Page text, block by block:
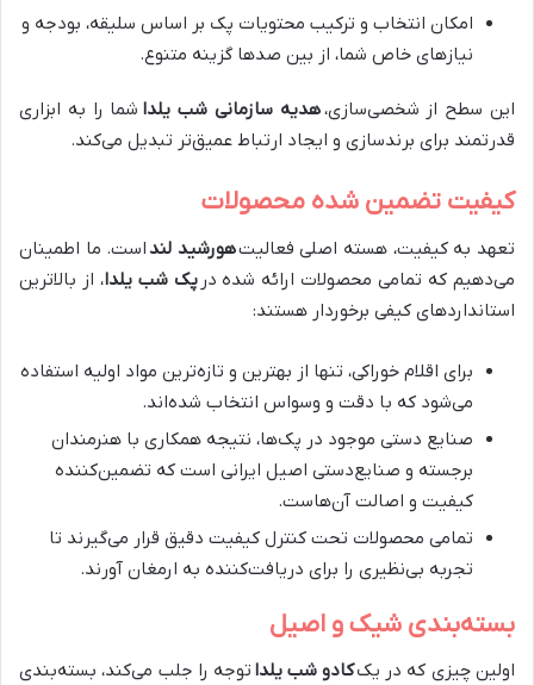
امکان انتخاب و ترکیب محتویات پک بر اساس سلیقه، بودجه و
نیازهای خاص شما، از بین صدها گزینه متنوع.
این سطح از شخصی‌سازی،هدیه سازمانی شب یلدا شما را به ابزاری
قدرتمند برای برندسازی و ایجاد ارتباط عمیق‌تر تبدیل می‌کند.
کیفیت تضمین شده محصولات
تعهد به کیفیت، هسته اصلی فعالیتهورشید لنداست. ما اطمینان
می‌دهیم که تمامی محصولات ارائه شده در پک شب یلدا، از بالاترین
استانداردهای کیفی برخوردار هستند:
برای اقلام خوراکی، تنها از بهترین و تازه‌ترین مواد اولیه استفاده
می‌شود که با دقت و وسواس انتخاب شده‌اند.
صنایع دستی موجود در پک‌ها، نتیجه همکاری با هنرمندان
برجسته و صنایع‌دستی اصیل ایرانی است که تضمین‌کننده
کیفیت و اصالت آن‌هاست.
تمامی محصولات تحت کنترل کیفیت دقیق قرار می‌گیرند تا
تجربه بی‌نظیری را برای دریافت‌کننده به ارمغان آورند.
بسته‌بندی شیک و اصیل
اولین چیزی که در یککادو شب یلدا توجه را جلب می‌کند، بسته‌بندی